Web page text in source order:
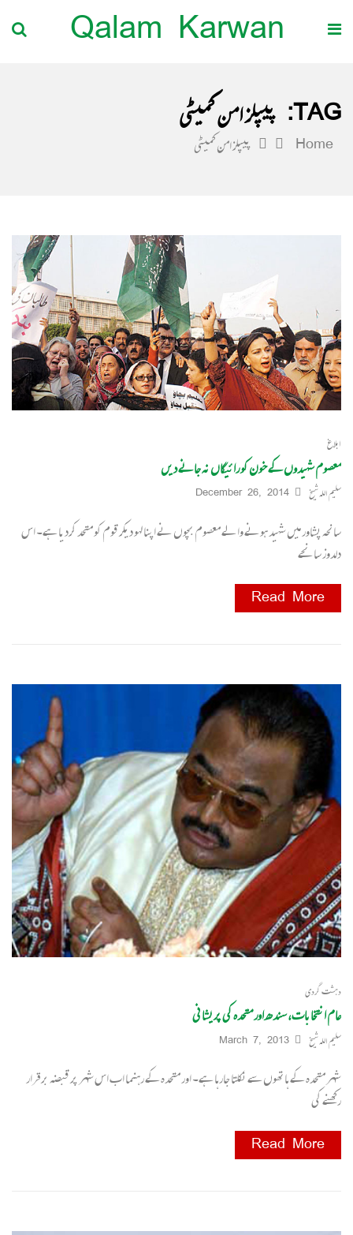
Qalam Karwan
TAG: پیپلز امن کمیٹی
Home پیپلز امن کمیٹی
ابلاغ
معصوم شہیدوں کے خون کو رائیگاں نہ جانے دیں
سلیم اللہ شیخ December 26, 2014
سانحہ پشاور میں شہید ہونے والے معصوم بچوں نے اپنا لہو دیکر قوم کو متحد کردیا ہے۔ اس
دلدوز سانحے
Read More
دہشت گردی
عام انتخابات، سندھ اور متحدہ کی پریشانی
سلیم اللہ شیخ March 7, 2013
شہر متحدہ کے ہاتھوں سے نکلتا جارہا ہے۔ اور متحدہ کے رہنما اب اس شہر پر قبضہ برقرار
رکھنے کی
Read More